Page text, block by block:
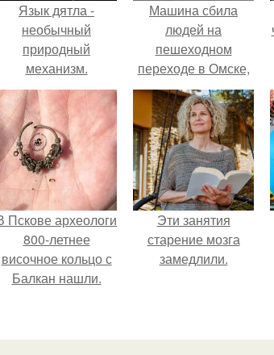
Язык дятла -
необычный
природный
механизм.
Машина сбила
людей на
пешеходном
переходе в Омске,
пострадали 8
человек.
Пскове археологи
800-летнее
височное кольцо с
Балкан нашли.
Эти занятия
старение мозга
замедлили.